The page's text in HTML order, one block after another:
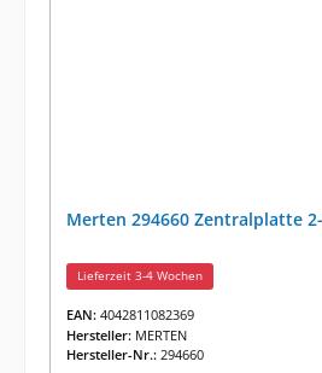
Merten 294660 Zentralplatte
Lieferzeit 3-4 Wochen
EAN: 4042811082369
Hersteller: MERTEN
Hersteller-Nr.: 294660